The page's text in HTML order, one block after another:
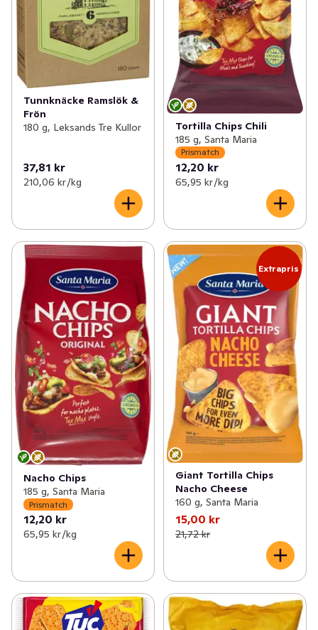
Tunnknäcke Ramslök &
Frön
180 g, Leksands Tre Kullor
37,81 kr
210,06 kr /kg
Tortilla Chips Chili
185 g, Santa Maria
Prismatch
12,20 kr
65,95 kr /kg
Nacho Chips
185 g, Santa Maria
Prismatch
12,20 kr
65,95 kr /kg
Extrapris
Giant Tortilla Chips
Nacho Cheese
160 g, Santa Maria
15,00 kr
21,72 kr